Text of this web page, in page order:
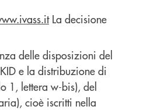
La decisione
delle disposizioni del
e la distribuzione di
1, lettera w-bis), del
cioè iscritti nella